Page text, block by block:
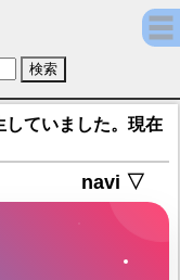
シックヒーロー
ていました。現在
navi ▽